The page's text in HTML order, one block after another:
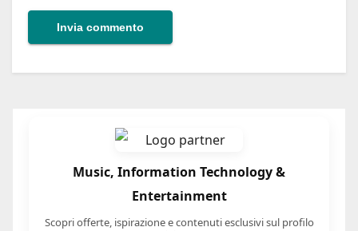
Music, Information Technology &
Entertainment
Scopri offerte, ispirazione e contenuti esclusivi sul profilo